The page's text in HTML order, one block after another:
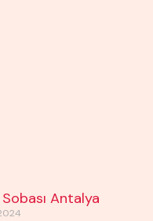
Antalya